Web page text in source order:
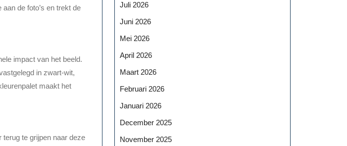
de foto’s en trekt de
impact van het beeld.
in zwart-wit,
maakt het
te grijpen naar deze
Juli 2026
Juni 2026
Mei 2026
April 2026
Maart 2026
Februari 2026
Januari 2026
December 2025
November 2025